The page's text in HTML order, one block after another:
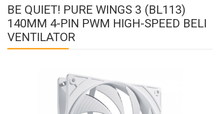
BE QUIET! PURE WINGS 3 (BL113)
140MM 4-PIN PWM HIGH-SPEED BELI
VENTILATOR